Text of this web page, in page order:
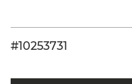
#10253731